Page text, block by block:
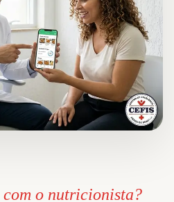
com o nutricionista?